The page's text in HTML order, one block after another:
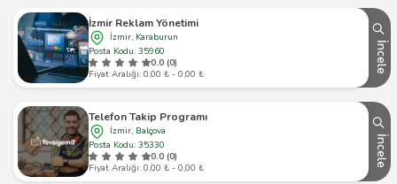
İzmir Reklam Yönetimi
İzmir, Karaburun
Posta Kodu: 35960
0.0 (0)
Fiyat Aralığı: 0,00 ₺ - 0,00 ₺
İncele
Telefon Takip Programı
İzmir, Balçova
Posta Kodu: 35330
0.0 (0)
Fiyat Aralığı: 0,00 ₺ - 0,00 ₺
İncele